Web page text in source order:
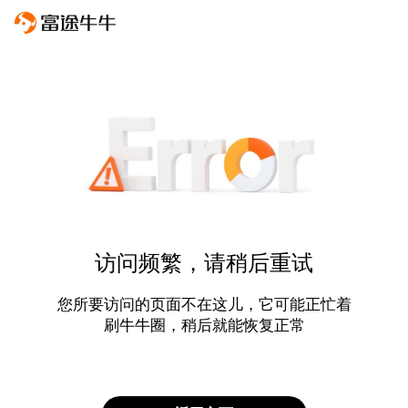
访问频繁，请稍后重试
您所要访问的页面不在这儿，它可能正忙着
刷牛牛圈，稍后就能恢复正常